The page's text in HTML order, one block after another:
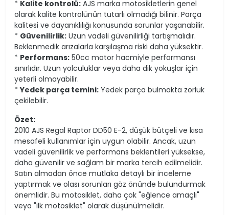
* Kalite kontrolü: AJS marka motosikletlerin genel
olarak kalite kontrolünün tutarlı olmadığı bilinir. Parça
kalitesi ve dayanıklılığı konusunda sorunlar yaşanabilir.
* Güvenilirlik: Uzun vadeli güvenilirliği tartışmalıdır.
Beklenmedik arızalarla karşılaşma riski daha yüksektir.
* Performans: 50cc motor hacmiyle performansı
sınırlıdır. Uzun yolculuklar veya daha dik yokuşlar için
yeterli olmayabilir.
*Yedek parça temini: Yedek parça bulmakta zorluk
çekilebilir.
Özet:
2010 AJS Regal Raptor DD50 E-2, düşük bütçeli ve kısa
mesafeli kullanımlar için uygun olabilir. Ancak, uzun
vadeli güvenilirlik ve performans beklentileri yüksekse,
daha güvenilir ve sağlam bir marka tercih edilmelidir.
Satın almadan önce mutlaka detaylı bir inceleme
yaptırmak ve olası sorunları göz önünde bulundurmak
önemlidir. Bu motosiklet, daha çok "eğlence amaçlı"
veya "ilk motosiklet" olarak düşünülmelidir.